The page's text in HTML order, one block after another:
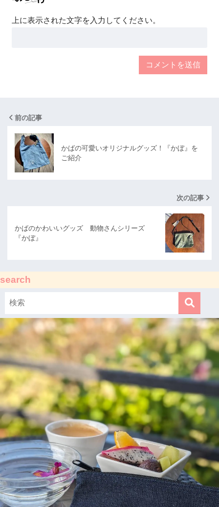
上に表示された文字を入力してください。
前の記事
かばの可愛いオリジナルグッズ！『かぼ』を
ご紹介
次の記事
かばのかわいいグッズ 動物さんシリーズ
『かぼ』
search